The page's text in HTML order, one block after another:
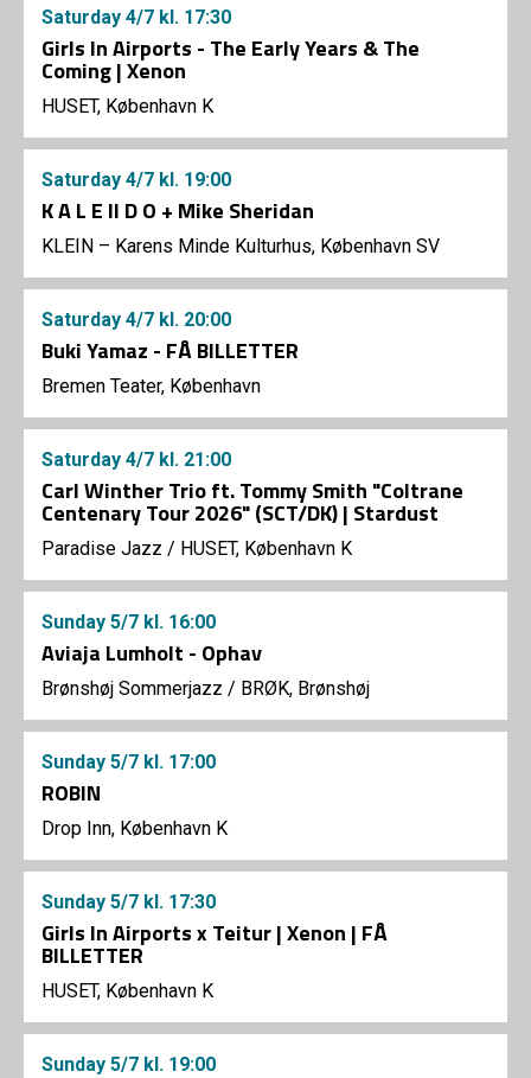
Saturday 4/7 kl. 17:30
Girls In Airports - The Early Years & The
Coming | Xenon
HUSET, København K
Saturday 4/7 kl. 19:00
K A L E II D O + Mike Sheridan
KLEIN – Karens Minde Kulturhus, København SV
Saturday 4/7 kl. 20:00
Buki Yamaz - FÅ BILLETTER
Bremen Teater, København
Saturday 4/7 kl. 21:00
Carl Winther Trio ft. Tommy Smith "Coltrane
Centenary Tour 2026" (SCT/DK) | Stardust
Paradise Jazz / HUSET, København K
Sunday 5/7 kl. 16:00
Aviaja Lumholt - Ophav
Brønshøj Sommerjazz / BRØK, Brønshøj
Sunday 5/7 kl. 17:00
ROBIN
Drop Inn, København K
Sunday 5/7 kl. 17:30
Girls In Airports x Teitur | Xenon | FÅ
BILLETTER
HUSET, København K
Sunday 5/7 kl. 19:00